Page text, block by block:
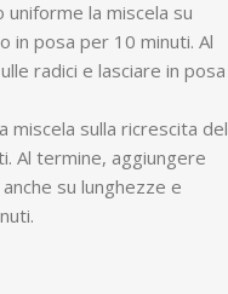
la miscela su
in posa per 10 minuti. Al
radici e lasciare in posa
miscela sulla ricrescita del
Al termine, aggiungere
su lunghezze e